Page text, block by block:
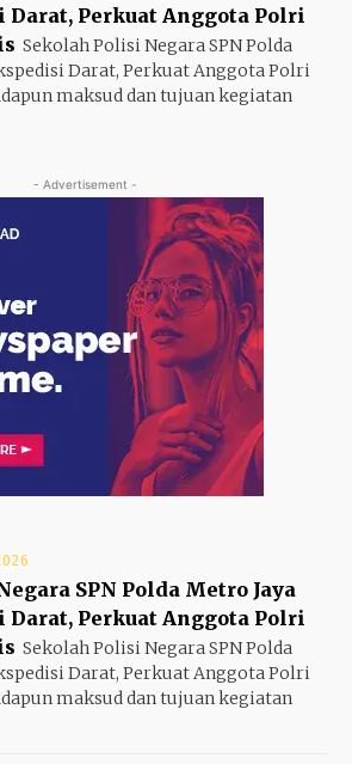
Darat, Perkuat Anggota Polri
Sekolah Polisi Negara SPN Polda
Darat, Perkuat Anggota Polri
maksud dan tujuan kegiatan
- Advertisement -
SPN Polda Metro Jaya
Darat, Perkuat Anggota Polri
Sekolah Polisi Negara SPN Polda
Darat, Perkuat Anggota Polri
maksud dan tujuan kegiatan